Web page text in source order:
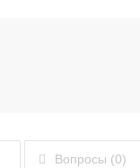
Вопросы (0)